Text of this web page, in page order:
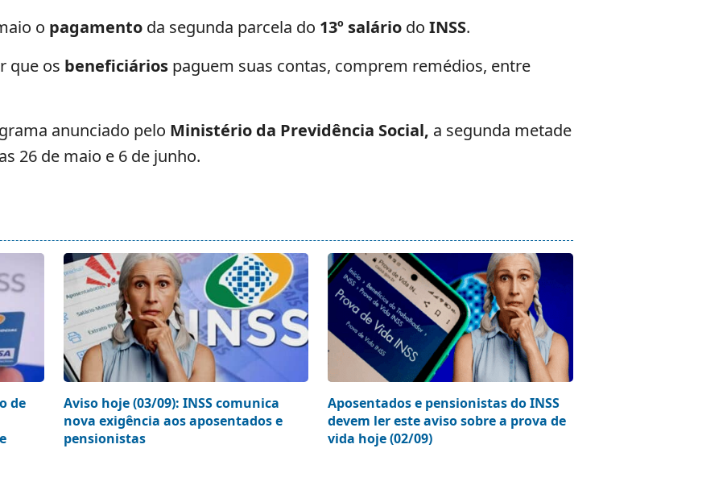
o pagamento da segunda parcela do 13º salário doINSS.
que os beneficiários paguem suas contas, comprem remédios, entre
anunciado pelo Ministério da Previdência Social, a segunda metade
26 de maio e 6 de junho.
de
Aviso hoje (03/09): INSS comunica
nova exigência aos aposentados e
pensionistas
Aposentados e pensionistas do INSS
devem ler este aviso sobre a prova de
vida hoje (02/09)